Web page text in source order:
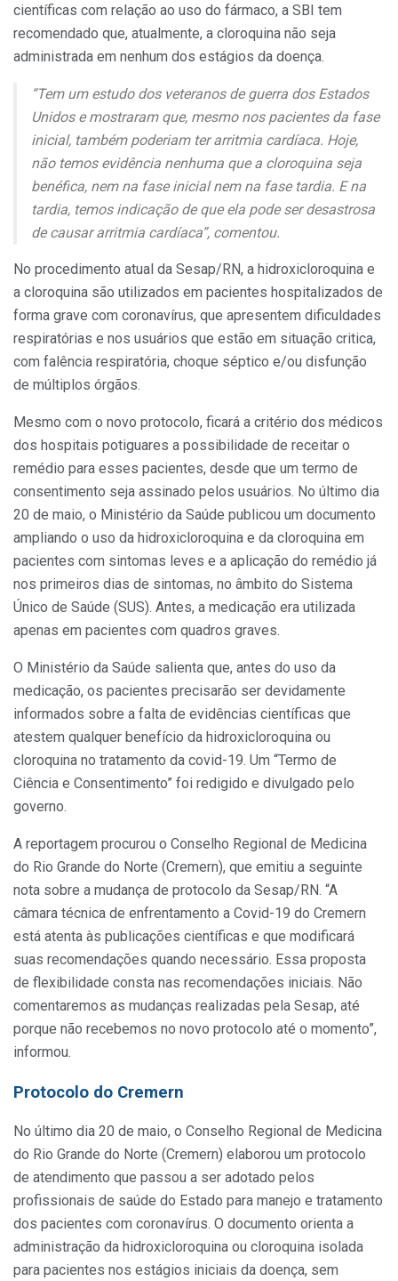
científicas com relação ao uso do fármaco, a SBI tem
recomendado que, atualmente, a cloroquina não seja
administrada em nenhum dos estágios da doença.
“Tem um estudo dos veteranos de guerra dos Estados
Unidos e mostraram que, mesmo nos pacientes da fase
inicial, também poderiam ter arritmia cardíaca. Hoje,
não temos evidência nenhuma que a cloroquina seja
benéfica, nem na fase inicial nem na fase tardia. E na
tardia, temos indicação de que ela pode ser desastrosa
de causar arritmia cardíaca”, comentou.
No procedimento atual da Sesap/RN, a hidroxicloroquina e
a cloroquina são utilizados em pacientes hospitalizados de
forma grave com coronavírus, que apresentem dificuldades
respiratórias e nos usuários que estão em situação critica,
com falência respiratória, choque séptico e/ou disfunção
de múltiplos órgãos.
Mesmo com o novo protocolo, ficará a critério dos médicos
dos hospitais potiguares a possibilidade de receitar o
remédio para esses pacientes, desde que um termo de
consentimento seja assinado pelos usuários. No último dia
20 de maio, o Ministério da Saúde publicou um documento
ampliando o uso da hidroxicloroquina e da cloroquina em
pacientes com sintomas leves e a aplicação do remédio já
nos primeiros dias de sintomas, no âmbito do Sistema
Único de Saúde (SUS). Antes, a medicação era utilizada
apenas em pacientes com quadros graves.
O Ministério da Saúde salienta que, antes do uso da
medicação, os pacientes precisarão ser devidamente
informados sobre a falta de evidências científicas que
atestem qualquer benefício da hidroxicloroquina ou
cloroquina no tratamento da covid-19. Um “Termo de
Ciência e Consentimento” foi redigido e divulgado pelo
governo.
A reportagem procurou o Conselho Regional de Medicina
do Rio Grande do Norte (Cremern), que emitiu a seguinte
nota sobre a mudança de protocolo da Sesap/RN. “A
câmara técnica de enfrentamento a Covid-19 do Cremern
está atenta às publicações científicas e que modificará
suas recomendações quando necessário. Essa proposta
de flexibilidade consta nas recomendações iniciais. Não
comentaremos as mudanças realizadas pela Sesap, até
porque não recebemos no novo protocolo até o momento”,
informou.
Protocolo do Cremern
No último dia 20 de maio, o Conselho Regional de Medicina
do Rio Grande do Norte (Cremern) elaborou um protocolo
de atendimento que passou a ser adotado pelos
profissionais de saúde do Estado para manejo e tratamento
dos pacientes com coronavírus. O documento orienta a
administração da hidroxicloroquina ou cloroquina isolada
para pacientes nos estágios iniciais da doença, sem